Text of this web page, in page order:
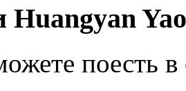
Huangyan
поесть в